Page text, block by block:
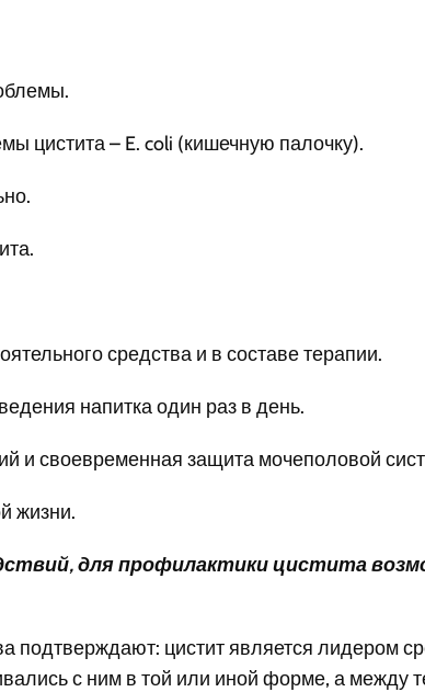
цистита – E. coli (кишечную палочку).
средства и в составе терапии.
напитка один раз в день.
и своевременная защита мочеполовой
жизни.
для профилактики цистита
цистит является лидером
с ним в той или иной форме, а между